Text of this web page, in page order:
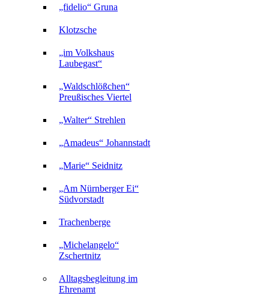
„fidelio“ Gruna
Klotzsche
„im Volkshaus
Laubegast“
„Waldschlößchen“
Preußisches Viertel
„Walter“ Strehlen
„Amadeus“ Johannstadt
„Marie“ Seidnitz
„Am Nürnberger Ei“
Südvorstadt
Trachenberge
„Michelangelo“
Zschertnitz
Alltagsbegleitung im
Ehrenamt